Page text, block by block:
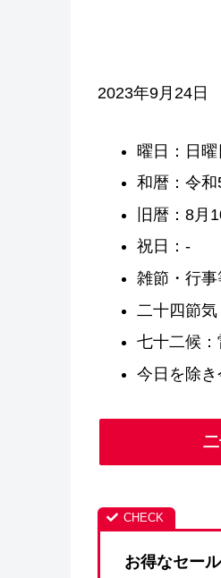
2023年9月24日
曜日：日曜
和暦：令和
旧暦：8月
祝日：-
雑節・行事
二十四節気
七十二候
今日を除
お得なセー